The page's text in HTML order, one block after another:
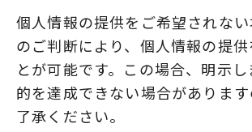
個人情報の提供をご希望されな
のご判断により、個人情報の提
とが可能です。この場合、明示
的を達成できない場合がありま
了承ください。